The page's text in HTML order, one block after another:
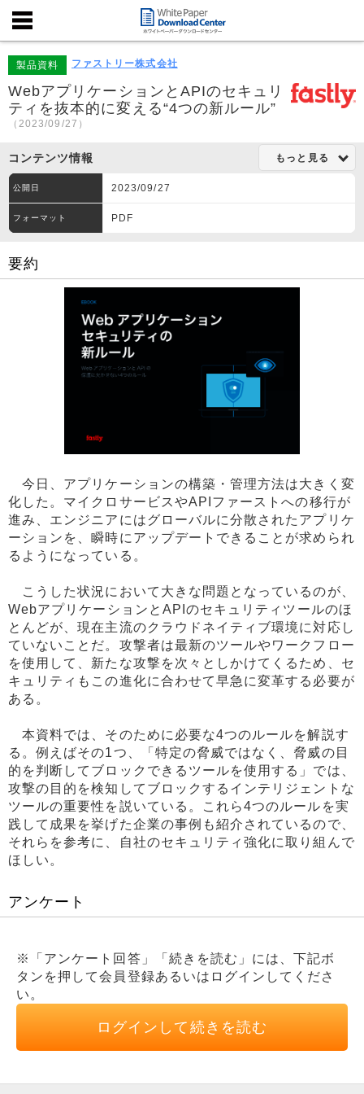
製品資料 ファストリー株式会社
WebアプリケーションとAPIのセキュリ
ティを抜本的に変える“4つの新ルール”
（2023/09/27）
コンテンツ情報 もっと見る
公開日 2023/09/27
フォーマット PDF
要約
今日、アプリケーションの構築・管理方法は大きく変
化した。マイクロサービスやAPIファーストへの移行が
進み、エンジニアにはグローバルに分散されたアプリケ
ーションを、瞬時にアップデートできることが求められ
るようになっている。
こうした状況において大きな問題となっているのが、
WebアプリケーションとAPIのセキュリティツールのほ
とんどが、現在主流のクラウドネイティブ環境に対応し
ていないことだ。攻撃者は最新のツールやワークフロー
を使用して、新たな攻撃を次々としかけてくるため、セ
キュリティもこの進化に合わせて早急に変革する必要が
ある。
本資料では、そのために必要な4つのルールを解説す
る。例えばその1つ、「特定の脅威ではなく、脅威の目
的を判断してブロックできるツールを使用する」では、
攻撃の目的を検知してブロックするインテリジェントな
ツールの重要性を説いている。これら4つのルールを実
践して成果を挙げた企業の事例も紹介されているので、
それらを参考に、自社のセキュリティ強化に取り組んで
ほしい。
アンケート
※「アンケート回答」「続きを読む」には、下記ボ
タンを押して会員登録あるいはログインしてくださ
い。
ログインして続きを読む